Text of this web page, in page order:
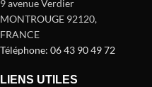
9 avenue Verdier
MONTROUGE 92120,
FRANCE
Téléphone: 06 43 90 49 72
LIENS UTILES